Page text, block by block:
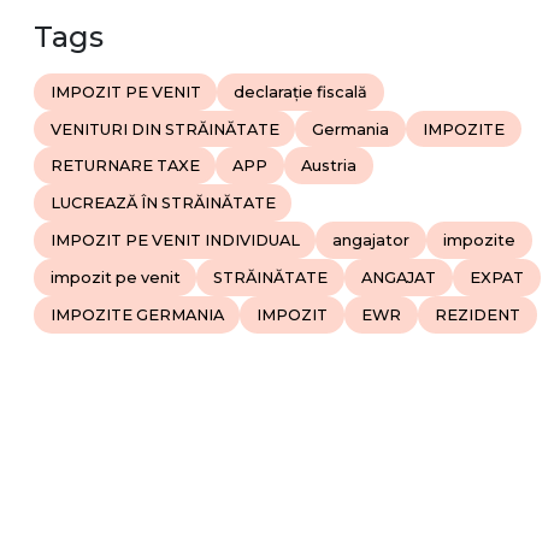
Tags
IMPOZIT PE VENIT declarație fiscală
VENITURI DIN STRĂINĂTATE Germania IMPOZITE
RETURNARE TAXE APP Austria
LUCREAZĂ ÎN STRĂINĂTATE
IMPOZIT PE VENIT INDIVIDUAL angajator impozite
impozit pe venit STRĂINĂTATE ANGAJAT EXPAT
IMPOZITE GERMANIA IMPOZIT EWR REZIDENT